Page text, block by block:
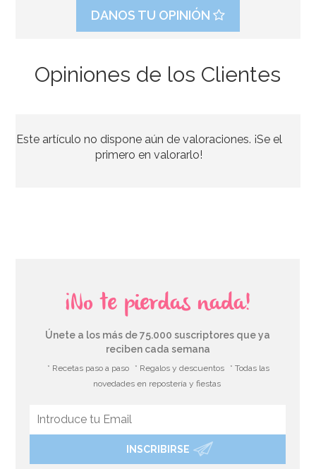
7,50€
Collar Hawaiano Multicolor
DANOS TU OPINIÓN
Opiniones de los Clientes
Este artículo no dispone aún de valoraciones. ¡Se el
primero en valorarlo!
¡No te pierdas nada!
Únete a los más de 75.000 suscriptores que ya
reciben cada semana
* Recetas paso a paso * Regalos y descuentos
* Todas las
novedades en repostería y fiestas
INSCRIBIRSE